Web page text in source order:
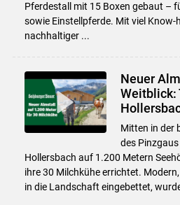
Pferdestall mit 15 Boxen gebaut –
sowie Einstellpferde. Mit viel Know-
nachhaltiger ...
Neuer
Weitblick:
Mitten in der
des
Hollersbach auf 1.200 Metern
ihre 30 Milchkühe errichtet.
in die Landschaft eingebettet,